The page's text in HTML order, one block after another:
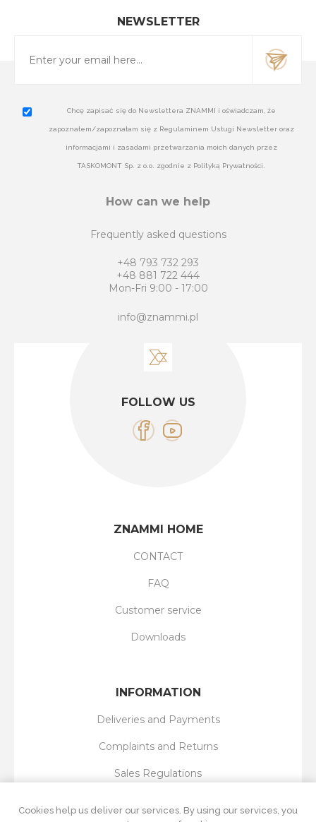
NEWSLETTER
Chcę zapisać się do Newslettera ZNAMMI i oświadczam, że
zapoznałem/zapoznałam się z Regulaminem Usługi Newsletter oraz
informacjami i zasadami przetwarzania moich danych przez
TASKOMONT Sp. z o.o. zgodnie z Polityką Prywatności.
How can we help
Frequently asked questions
+48 793 732 293
+48 881 722 444
Mon-Fri 9:00 - 17:00
info@znammi.pl
FOLLOW US
ZNAMMI HOME
CONTACT
FAQ
Customer service
Downloads
INFORMATION
Deliveries and Payments
Complaints and Returns
Sales Regulations
Cookies help us deliver our services. By using our services, you